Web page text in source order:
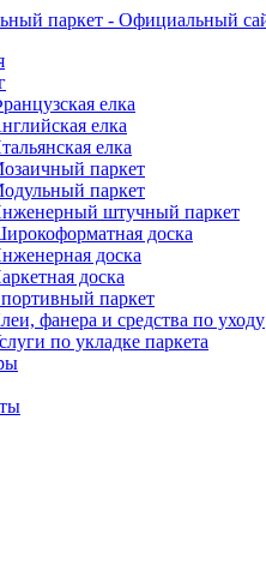
елка
елка
елка
паркет
паркет
штучный паркет
доска
доска
доска
паркет
фанера и средства по уходу
по укладке паркета